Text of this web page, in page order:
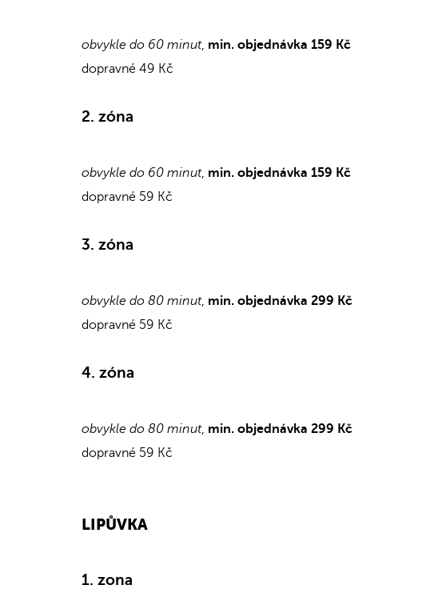
obvykle do 60 minut, min. objednávka 159 Kč
dopravné 49 Kč
2. zóna
obvykle do 60 minut, min. objednávka 159 Kč
dopravné 59 Kč
3. zóna
obvykle do 80 minut, min. objednávka 299 Kč
dopravné 59 Kč
4. zóna
obvykle do 80 minut, min. objednávka 299 Kč
dopravné 59 Kč
LIPŮVKA
1. zona